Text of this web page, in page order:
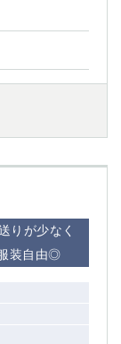
が少なく
装自由◎